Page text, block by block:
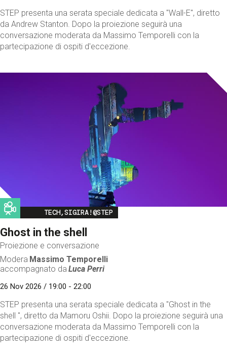
STEP presenta una serata speciale dedicata a "Wall-E", diretto
da Andrew Stanton. Dopo la proiezione seguirà una
conversazione moderata da Massimo Temporelli con la
partecipazione di ospiti d'eccezione.
Image
TECH,SIGIRA!@STEP
Ghost in the shell
Proiezione e conversazione
Modera Massimo Temporelli
accompagnato da Luca Perri
26 Nov 2026 / 19:00 - 22:00
STEP presenta una serata speciale dedicata a "Ghost in the
shell ", diretto da Mamoru Oshii. Dopo la proiezione seguirà una
conversazione moderata da Massimo Temporelli con la
partecipazione di ospiti d'eccezione.